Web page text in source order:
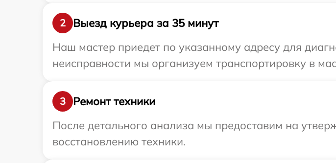
2
Выезд курьера за 35 минут
Наш мастер приедет по указанному адресу для
неисправности мы организуем транспортировку в
3
Ремонт техники
После детального анализа мы предоставим на
восстановлению техники.